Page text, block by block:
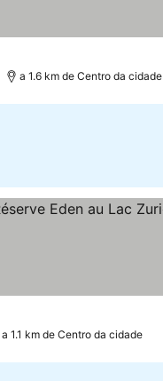
a 1.6 km de Centro da cidade
a 1.1 km de Centro da cidade